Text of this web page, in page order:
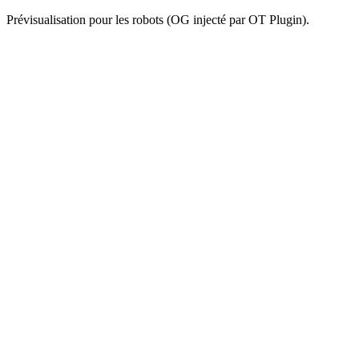
Prévisualisation pour les robots (OG injecté par OT Plugin).